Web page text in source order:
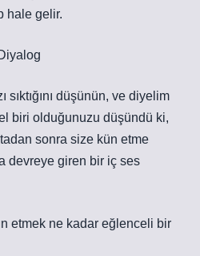
hale gelir.
sıktığını düşünün, ve diyelim
biri olduğunuzu düşündü ki,
sonra size kün etme
devreye giren bir iç ses
etmek ne kadar eğlenceli bir